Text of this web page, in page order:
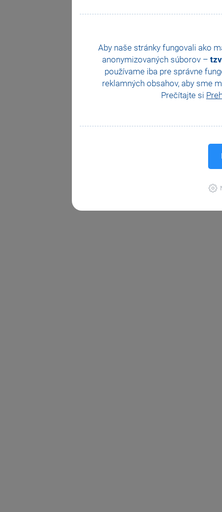
Aby naše stránky fungovali ako
anonymizovaných súborov –
používame iba pre správne
reklamných obsahov, aby sme
Prečítajte si